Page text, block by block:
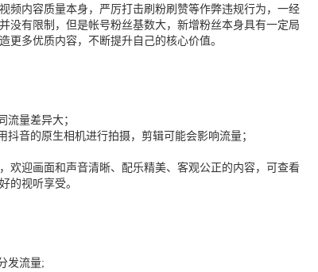
频内容质量本身，严厉打击刷粉刷赞等作弊违规行为，一经
没有限制，但是帐号粉丝基数大，新增粉丝本身具有一定局
更多优质内容，不断提升自己的核心价值。
量差异大；
音的原生相机进行拍摄，剪辑可能会影响流量；
欢迎画面和声音清晰、配乐精美、客观公正的内容，可查看
的视听享受。
发流量;